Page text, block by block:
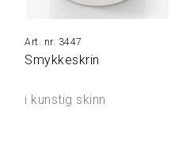
3447
Smykkeskrin
i kunstig skinn